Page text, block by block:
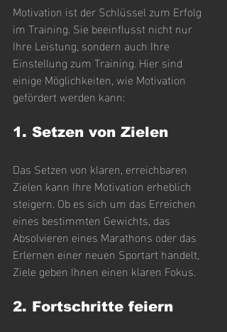
Motivation ist der Schlüssel zum Erfolg
im Training. Sie beeinflusst nicht nur
Ihre Leistung, sondern auch Ihre
Einstellung zum Training. Hier sind
einige Möglichkeiten, wie Motivation
gefördert werden kann:
1. Setzen von Zielen
Das Setzen von klaren, erreichbaren
Zielen kann Ihre Motivation erheblich
steigern. Ob es sich um das Erreichen
eines bestimmten Gewichts, das
Absolvieren eines Marathons oder das
Erlernen einer neuen Sportart handelt,
Ziele geben Ihnen einen klaren Fokus.
2. Fortschritte feiern